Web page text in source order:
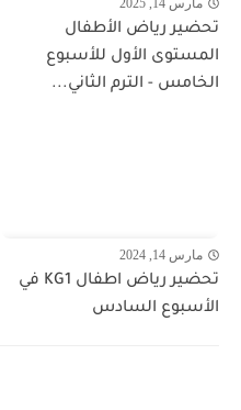
مارس 14, 2025
تحضير رياض الأطفال
المستوى الأول للأسبوع
الخامس - الترم الثاني...
مارس 14, 2024
تحضير رياض اطفال KG1 في
الأسبوع السادس